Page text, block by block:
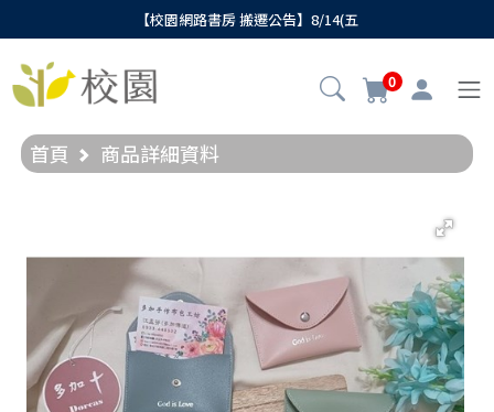
【校園網路書房 搬遷公告】8/14(五
0
首頁 商品詳細資料